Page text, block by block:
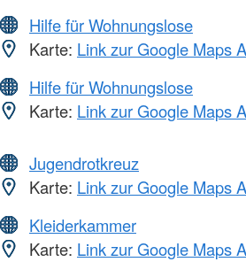
Hilfe für Wohnungslose
Karte: Link zur Google Maps
Hilfe für Wohnungslose
Karte: Link zur Google Maps
Jugendrotkreuz
Karte: Link zur Google Maps
Kleiderkammer
Karte: Link zur Google Maps